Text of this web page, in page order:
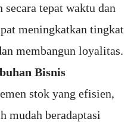
secara tepat waktu dan
meningkatkan tingkat
membangun loyalitas.
Bisnis
stok yang efisien,
mudah beradaptasi